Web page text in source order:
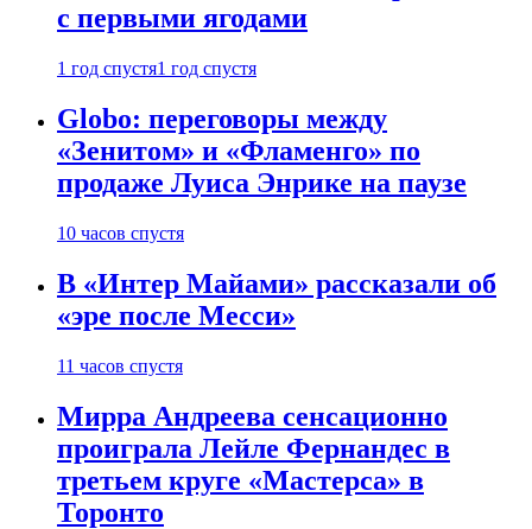
с первыми ягодами
1 год спустя1 год спустя
Globo: переговоры между
«Зенитом» и «Фламенго» по
продаже Луиса Энрике на паузе
10 часов спустя
В «Интер Майами» рассказали об
«эре после Месси»
11 часов спустя
Мирра Андреева сенсационно
проиграла Лейле Фернандес в
третьем круге «Мастерса» в
Торонто